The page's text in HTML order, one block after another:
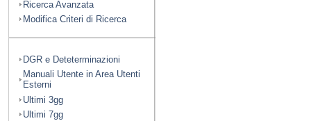
Ricerca Avanzata
Modifica Criteri di Ricerca
DGR e Deteterminazioni
Manuali Utente in Area Utenti
Esterni
Ultimi 3gg
Ultimi 7gg